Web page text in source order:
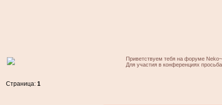
Приветствуем тебя на форуме
Для участия в конференциях
Страница:1